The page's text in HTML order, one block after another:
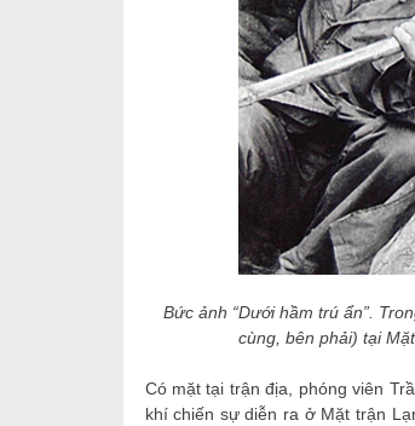
Bức ảnh “Dưới hầm trú ẩn”.
cùng, bên phải) tại
Có mặt tại trận địa, phóng viên
khí chiến sự diễn ra ở Mặt trận